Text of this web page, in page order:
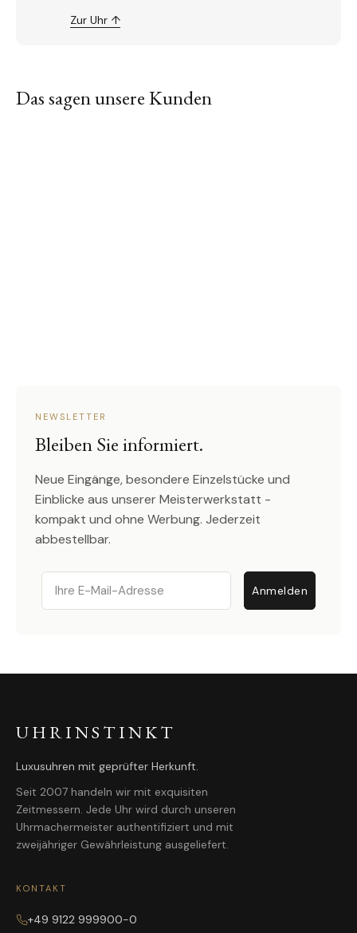
Zur Uhr ↑
Das sagen unsere Kunden
NEWSLETTER
Bleiben Sie informiert.
Neue Eingänge, besondere Einzelstücke und
Einblicke aus unserer Meisterwerkstatt -
kompakt und ohne Werbung. Jederzeit
abbestellbar.
Email
Anmelden
UHRINSTINKT
Luxusuhren mit geprüfter Herkunft.
Seit 2007 handeln wir mit exquisiten
Zeitmessern. Jede Uhr wird durch unseren
Uhrmachermeister authentifiziert und mit
zweijähriger Gewährleistung ausgeliefert.
KONTAKT
+49 9122 999900-0